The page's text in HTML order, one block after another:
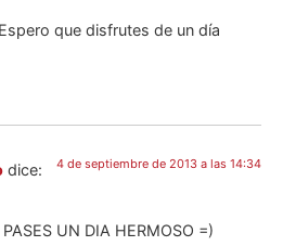
que disfrutes de un día
dice: 4 de septiembre de 2013 a las 14:34
UN DIA HERMOSO =)